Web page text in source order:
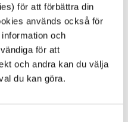
för att förbättra din
används också för
och
för att
och andra kan du välja
du kan göra.
114